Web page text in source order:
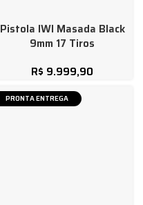
Pistola IWI Masada Black
9mm 17 Tiros
R$ 9.999,90
PRONTA ENTREGA